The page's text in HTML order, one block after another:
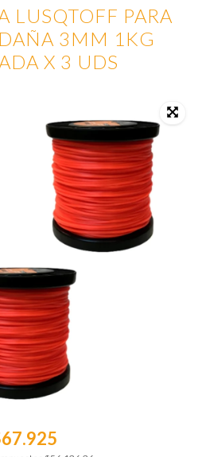
LUSQTOFF PARA
3MM 1KG
X 3 UDS